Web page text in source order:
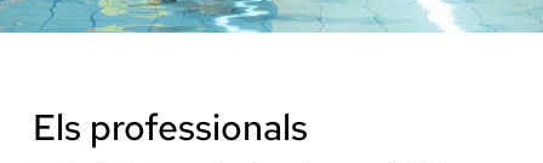
Inici
Els professionals